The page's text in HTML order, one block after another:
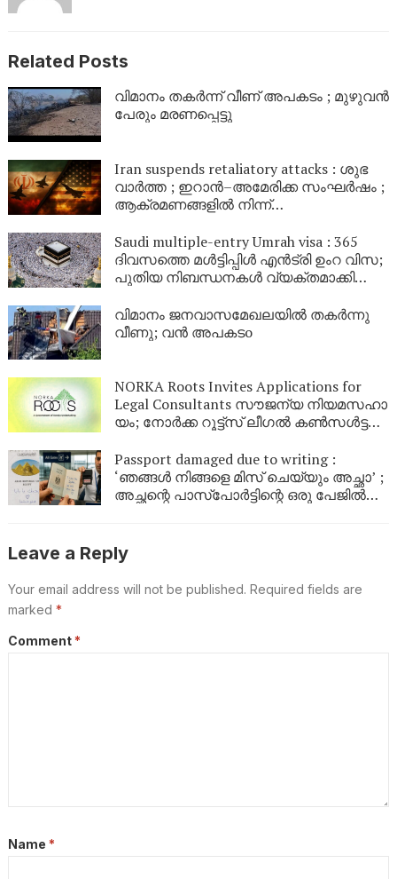
Related Posts
വിമാനം തകർന്ന് വീണ് അപകടം ; മുഴുവൻ
പേരും മരണപ്പെട്ടു
Iran suspends retaliatory attacks : ശുഭ
വാർത്ത ; ഇറാൻ–അമേരിക്ക സംഘർഷം ;
ആക്രമണങ്ങളിൽ നിന്ന്
പ്രതീക്ഷ
Saudi multiple-entry Umrah visa : 365
ദിവസത്തെ മൾട്ടിപ്പിൾ എൻട്രി ഉംറ വിസ;
പുതിയ നിബന്ധനകൾ വ്യക്തമാക്കി
വിമാനം ജനവാസമേഖലയിൽ തകർന്നു
വീണു; വൻ അപകടo
NORKA Roots Invites Applications for
Legal Consultants സൗ​ജ​ന്യ നി​യ​മ​സ​ഹാ​
യം; നോ​ർ​ക്ക റൂ​ട്ട്സ് ലീ​ഗ​ൽ ക​ൺ​സ​ൾ​ട്ട​ന്റു​
Passport damaged due to writing :
‘ഞങ്ങൾ നിങ്ങളെ മിസ് ചെയ്യും അച്ഛാ’ ;
അച്ഛന്റെ പാസ്പോർട്ടിന്റെ ഒരു പേജിൽ
അധികൃതർ
Leave a Reply
Your email address will not be published. Required fields are
marked *
Comment *
Name *